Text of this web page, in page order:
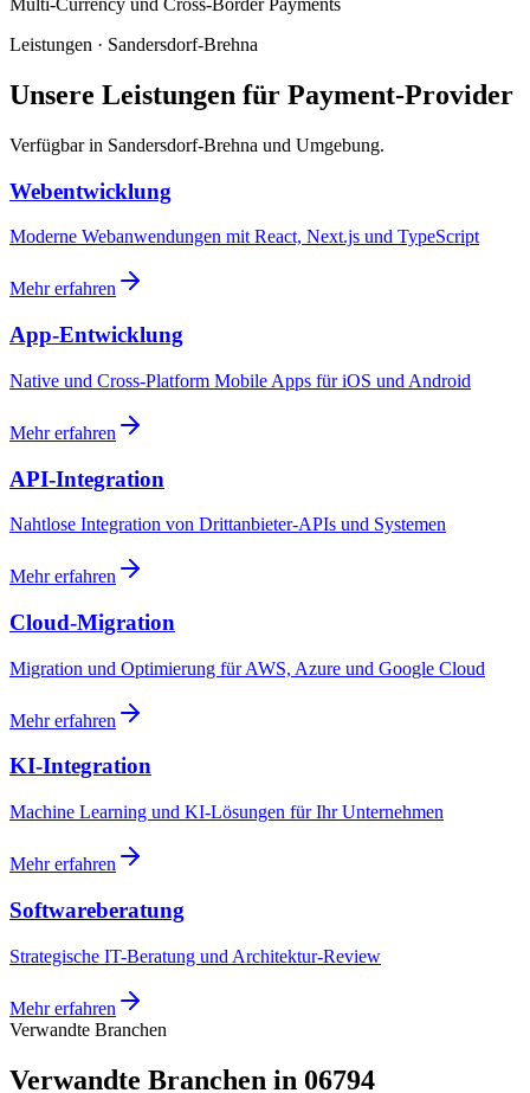
Multi-Currency und Cross-Border Payments
Leistungen · Sandersdorf-Brehna
Unsere Leistungen für Payment-Provider
Verfügbar in Sandersdorf-Brehna und Umgebung.
Webentwicklung
Moderne Webanwendungen mit React, Next.js und TypeScript
Mehr erfahren
App-Entwicklung
Native und Cross-Platform Mobile Apps für iOS und Android
Mehr erfahren
API-Integration
Nahtlose Integration von Drittanbieter-APIs und Systemen
Mehr erfahren
Cloud-Migration
Migration und Optimierung für AWS, Azure und Google Cloud
Mehr erfahren
KI-Integration
Machine Learning und KI-Lösungen für Ihr Unternehmen
Mehr erfahren
Softwareberatung
Strategische IT-Beratung und Architektur-Review
Mehr erfahren
Verwandte Branchen
Verwandte Branchen in 06794